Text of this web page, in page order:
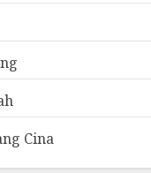
Cina